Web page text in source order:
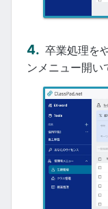
卒業処理を
ンメニュー開い